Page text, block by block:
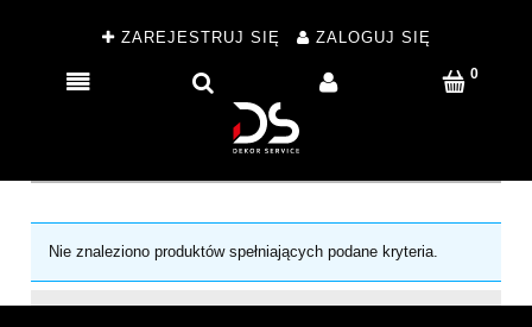
ZAREJESTRUJ SIĘ ZALOGUJ SIĘ
Nie znaleziono produktów spełniających podane kryteria.